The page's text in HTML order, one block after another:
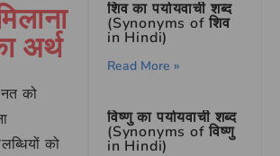
अर्थ
को
को
शिव का पर्यायवाची शब्द
(Synonyms of शिव
in Hindi)
Read More »
विष्णु का पर्यायवाची शब्द
(Synonyms of विष्णु
in Hindi)